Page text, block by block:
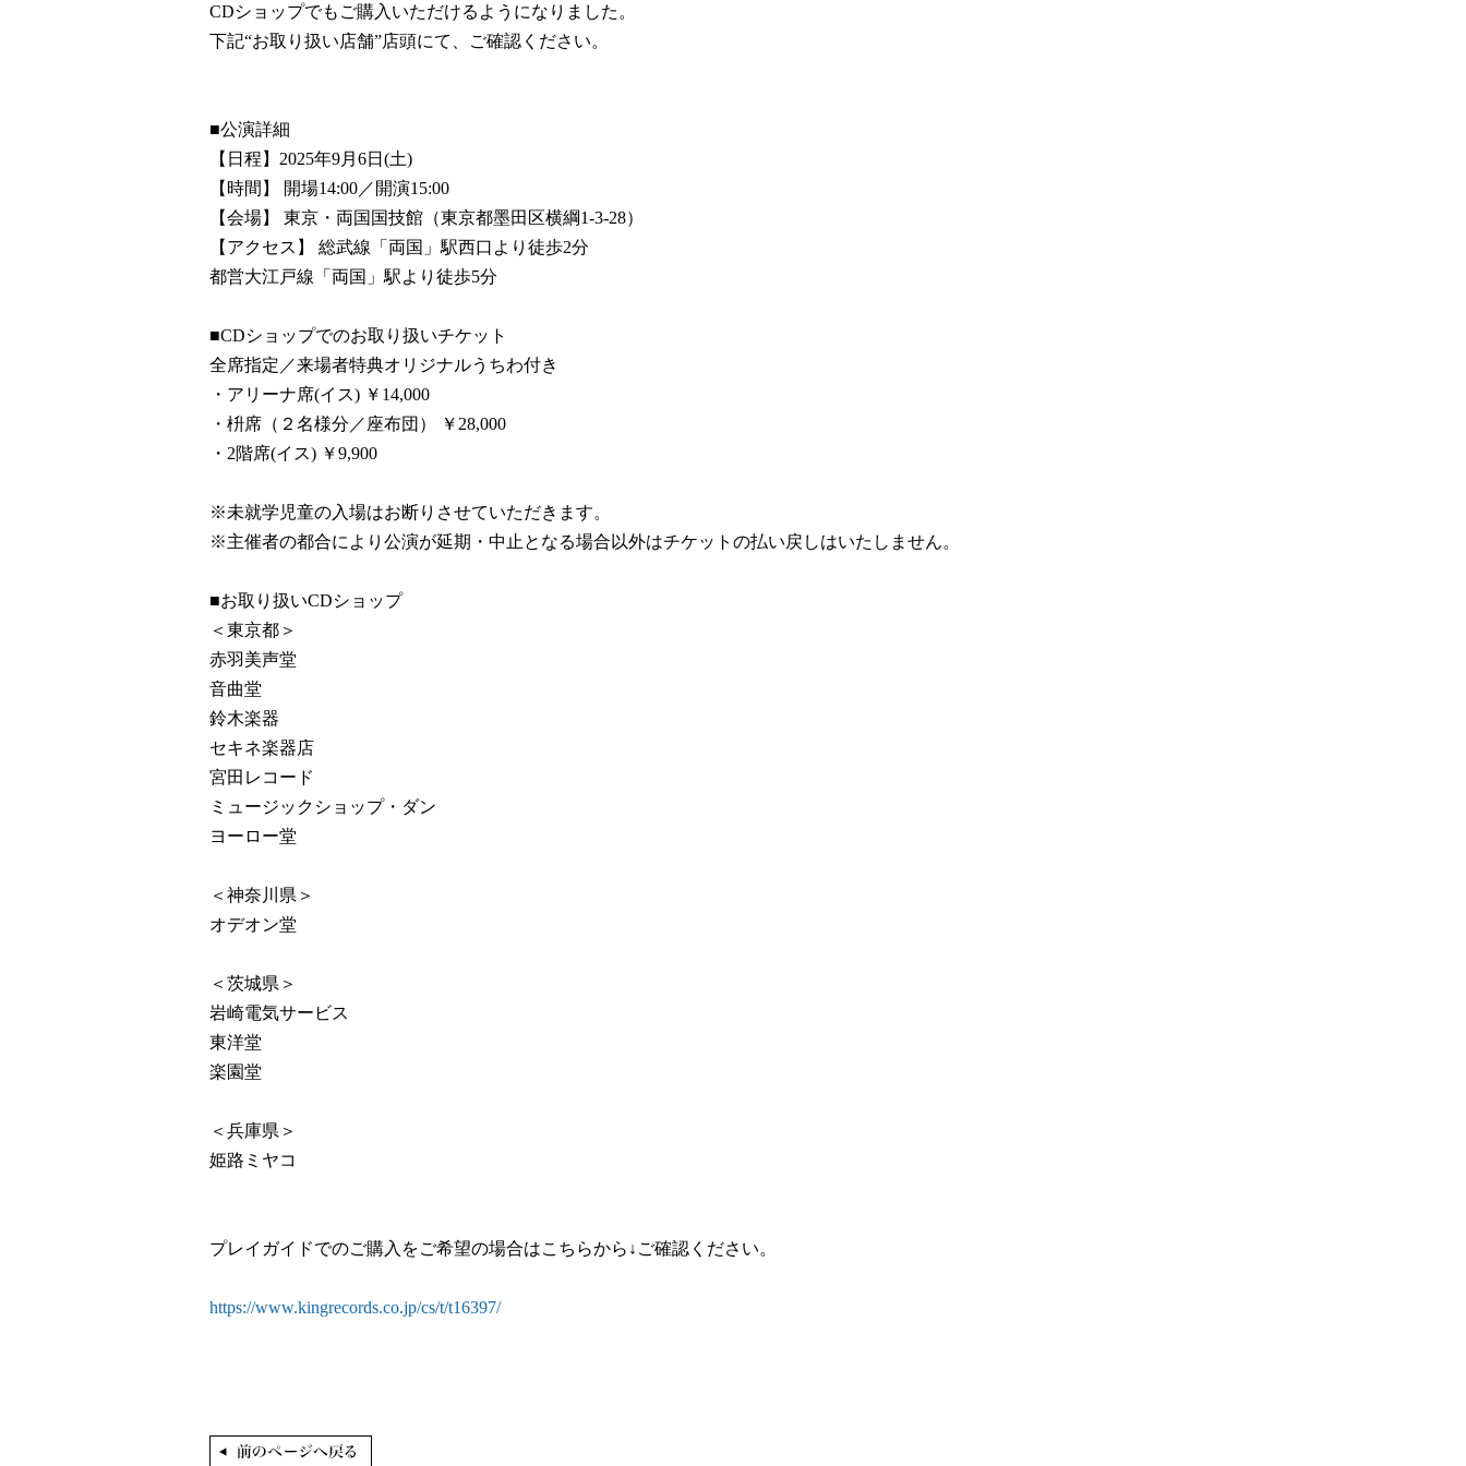
CDショップでもご購入いただけるようになりました。
下記“お取り扱い店舗”店頭にて、ご確認ください。
■公演詳細
【日程】2025年9月6日(土)
【時間】 開場14:00／開演15:00
【会場】 東京・両国国技館（東京都墨田区横綱1-3-28）
【アクセス】 総武線「両国」駅西口より徒歩2分
都営大江戸線「両国」駅より徒歩5分
■CDショップでのお取り扱いチケット
全席指定／来場者特典オリジナルうちわ付き
・アリーナ席(イス) ￥14,000
・枡席（２名様分／座布団） ￥28,000
・2階席(イス) ￥9,900
※未就学児童の入場はお断りさせていただきます。
※主催者の都合により公演が延期・中止となる場合以外はチケットの払い戻しはいたしません。
■お取り扱いCDショップ
＜東京都＞
赤羽美声堂
音曲堂
鈴木楽器
セキネ楽器店
宮田レコード
ミュージックショップ・ダン
ヨーロー堂
＜神奈川県＞
オデオン堂
＜茨城県＞
岩崎電気サービス
東洋堂
楽園堂
＜兵庫県＞
姫路ミヤコ
プレイガイドでのご購入をご希望の場合はこちらから↓ご確認ください。
https://www.kingrecords.co.jp/cs/t/t16397/